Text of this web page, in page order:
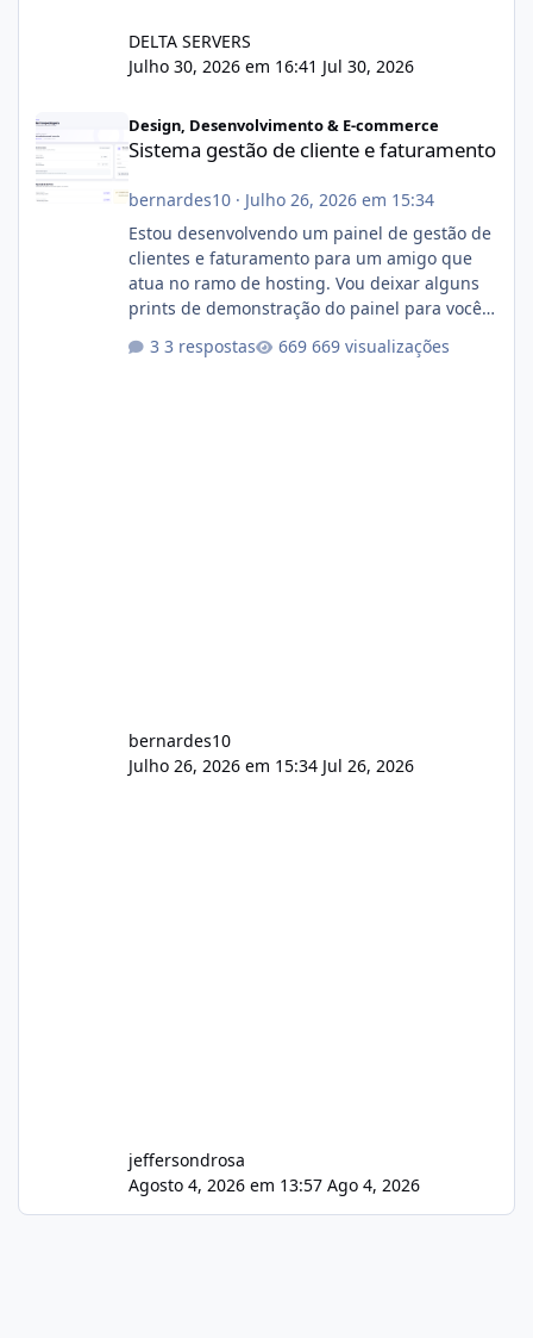
DELTA SERVERS
Julho 30, 2026 em 16:41 Jul 30, 2026
Design, Desenvolvimento & E-commerce
Sistema gestão de cliente e faturamento
bernardes10· Julho 26, 2026 em 15:34
Estou desenvolvendo um painel de gestão de
clientes e faturamento para um amigo que
atua no ramo de hosting. Vou deixar alguns
prints de demonstração do painel para vocês
com cerca de 80% concluído e conta com
3 respostas 669 visualizações
bernardes10
Julho 26, 2026 em 15:34 Jul 26, 2026
jeffersondrosa
Agosto 4, 2026 em 13:57 Ago 4, 2026